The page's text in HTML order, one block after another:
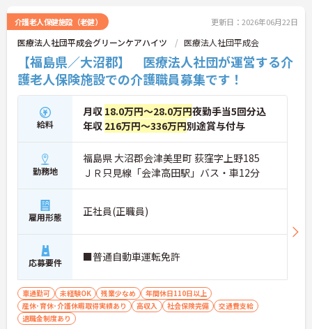
ご興味のある方には、面接対策ポイントなど、さら
に詳細をお話いたしますので、お気軽にご相談くだ
さい。
介護老人保健施設（老健） 更新日：2026年06月22日
医療法人社団平成会グリーンケアハイツ 医療法人社団平成会
【福島県／大沼郡】 医療法人社団が運営する介
護老人保険施設での介護職員募集です！
給料
月収 18.0万円～28.0万円夜勤手当5回分込
年収 216万円～336万円別途賞与付与
勤務地
福島県 大沼郡会津美里町 荻窪字上野185
ＪＲ只見線「会津高田駅」バス・車12分
雇用形態 正社員(正職員)
応募要件 ■普通自動車運転免許
車通勤可 未経験OK 残業少なめ
年間休日110日以上
産休･育休･介護休暇取得実績あり
高収入 社会保険完備
交通費支給
退職金制度あり